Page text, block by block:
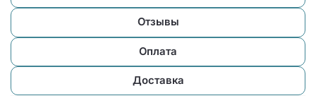
Отзывы
Оплата
Доставка